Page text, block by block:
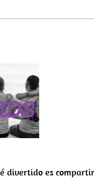
divertido es